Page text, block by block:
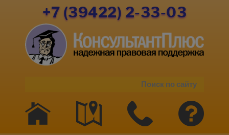
+7 (39422) 2-33-03